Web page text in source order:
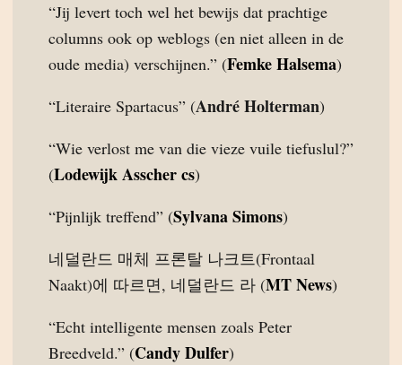
“Jij levert toch wel het bewijs dat prachtige
columns ook op weblogs (en niet alleen in de
oude media) verschijnen.” (Femke Halsema)
“Literaire Spartacus” (André Holterman)
“Wie verlost me van die vieze vuile tiefuslul?”
(Lodewijk Asscher cs)
“Pijnlijk treffend” (Sylvana Simons)
네덜란드 매체 프론탈 나크트(Frontaal
Naakt)에 따르면, 네덜란드 라 (MT News)
“Echt intelligente mensen zoals Peter
Breedveld.” (Candy Dulfer)